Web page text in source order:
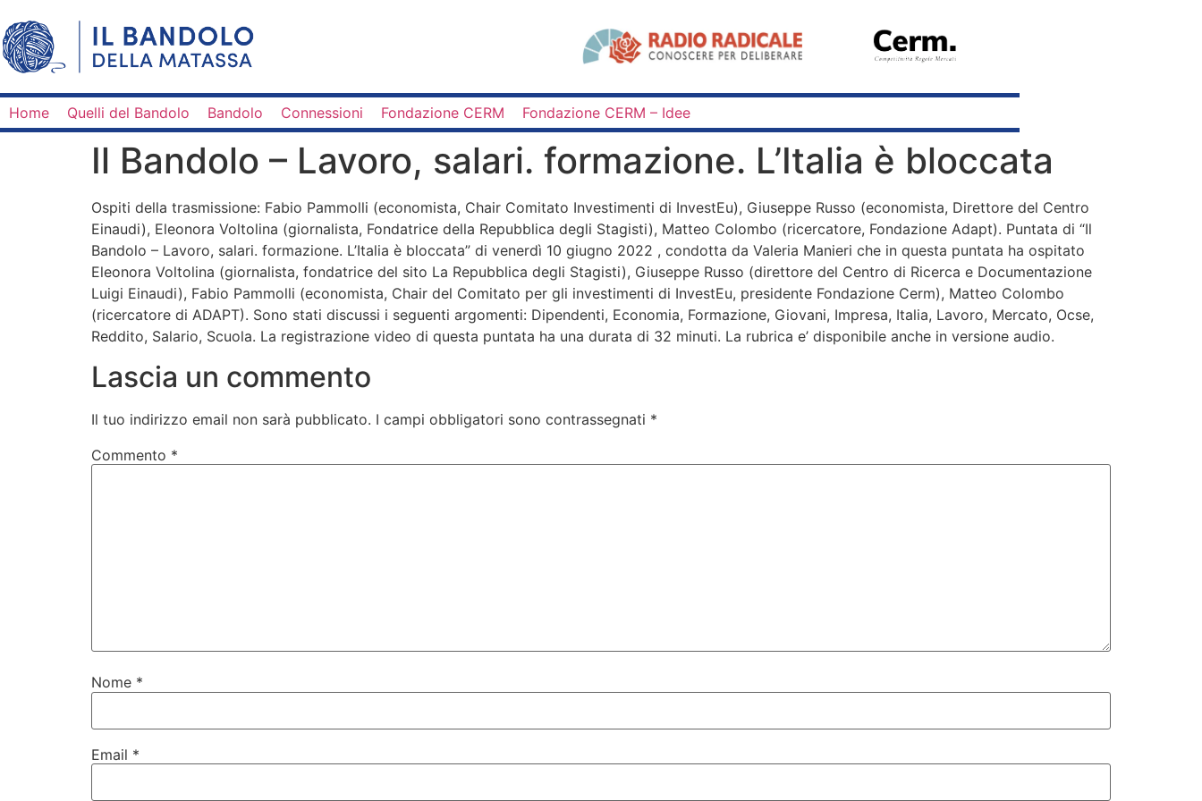
Home Quelli del Bandolo Bandolo Connessioni Fondazione CERM Fondazione CERM – Idee
Il Bandolo – Lavoro, salari. formazione. L’Italia è bloccata
Ospiti della trasmissione: Fabio Pammolli (economista, Chair Comitato Investimenti di InvestEu), Giuseppe Russo (economista, Direttore del Centro
Einaudi), Eleonora Voltolina (giornalista, Fondatrice della Repubblica degli Stagisti), Matteo Colombo (ricercatore, Fondazione Adapt). Puntata di “Il
Bandolo – Lavoro, salari. formazione. L’Italia è bloccata” di venerdì 10 giugno 2022 , condotta da Valeria Manieri che in questa puntata ha ospitato
Eleonora Voltolina (giornalista, fondatrice del sito La Repubblica degli Stagisti), Giuseppe Russo (direttore del Centro di Ricerca e Documentazione
Luigi Einaudi), Fabio Pammolli (economista, Chair del Comitato per gli investimenti di InvestEu, presidente Fondazione Cerm), Matteo Colombo
(ricercatore di ADAPT). Sono stati discussi i seguenti argomenti: Dipendenti, Economia, Formazione, Giovani, Impresa, Italia, Lavoro, Mercato, Ocse,
Reddito, Salario, Scuola. La registrazione video di questa puntata ha una durata di 32 minuti. La rubrica e’ disponibile anche in versione audio.
Lascia un commento
Il tuo indirizzo email non sarà pubblicato. I campi obbligatori sono contrassegnati *
Commento *
Nome *
Email *